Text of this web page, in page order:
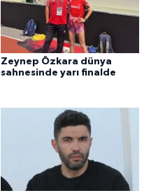
Zeynep Özkara dünya
sahnesinde yarı finalde